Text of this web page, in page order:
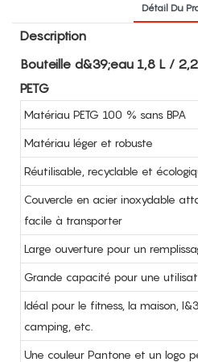
Détail Du
Description
Bouteille d&39;eau 1,8 L /
PETG
Matériau PETG 100 % sans BPA
Matériau léger et robuste
Réutilisable, recyclable et
Couvercle en acier inoxydable
facile à transporter
Large ouverture pour un
Grande capacité pour une
Idéal pour le fitness, la maison,
camping, etc.
Une couleur Pantone et un logo